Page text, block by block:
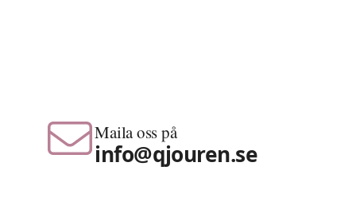
Maila oss på
info@qjouren.se